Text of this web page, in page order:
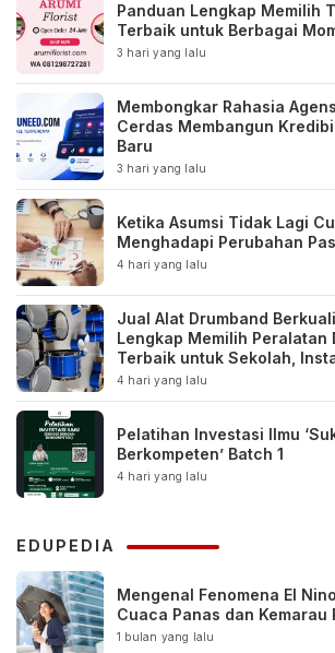
Panduan Lengkap Memilih
Terbaik untuk Berbagai
3 hari yang lalu
Membongkar Rahasia
Cerdas Membangun
Baru
3 hari yang lalu
Ketika Asumsi Tidak Lagi
Menghadapi Perubahan
4 hari yang lalu
Jual Alat Drumband
Lengkap Memilih Peralatan
Terbaik untuk Sekolah,
Komunitas
4 hari yang lalu
Pelatihan Investasi Ilmu
Berkompeten’ Batch 1
4 hari yang lalu
EDUPEDIA
Mengenal Fenomena El
Cuaca Panas dan Kemarau
1 bulan yang lalu